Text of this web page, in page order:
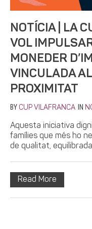
NOTÍCIA | LA
VOL
MONEDER
VINCULADA
PROXIMITAT
BY CUP VILAFRANCA IN
Aquesta iniciativa
famílies que més ho
de qualitat,
Read More